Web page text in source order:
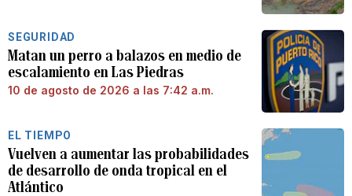
SEGURIDAD
Matan un perro a balazos en medio de
escalamiento en Las Piedras
10 de agosto de 2026 a las 7:42 a.m.
EL TIEMPO
Vuelven a aumentar las probabilidades
de desarrollo de onda tropical en el
Atlántico